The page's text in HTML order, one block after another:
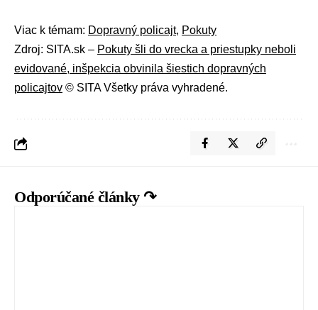
Viac k témam: Dopravný policajt, Pokuty
Zdroj: SITA.sk – Pokuty šli do vrecka a priestupky neboli
evidované, inšpekcia obvinila šiestich dopravných
policajtov © SITA Všetky práva vyhradené.
Odporúčané články ↷